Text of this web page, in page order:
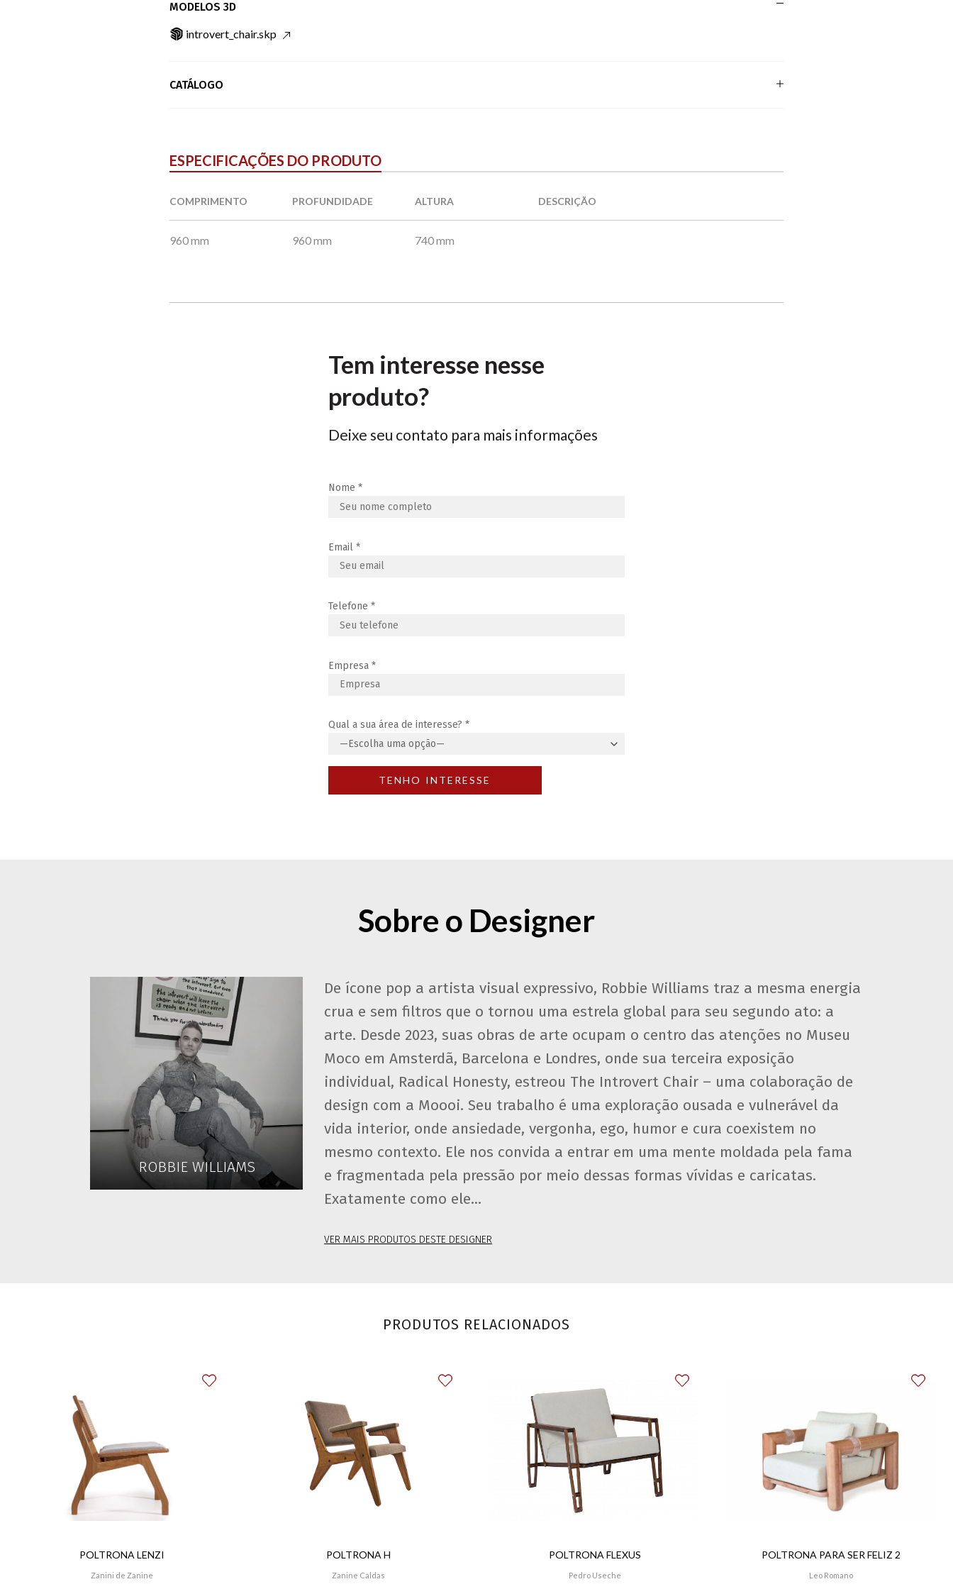
MODELOS 3D
introvert_chair.skp
CATÁLOGO
ESPECIFICAÇÕES DO PRODUTO
COMPRIMENTO PROFUNDIDADE ALTURA DESCRIÇÃO
960 mm 960 mm 740 mm
Tem interesse nesse
produto?
Deixe seu contato para mais informações
Nome *
Email *
Telefone *
Empresa *
Qual a sua área de interesse? *
Sobre o Designer
ROBBIE WILLIAMS
De ícone pop a artista visual expressivo, Robbie Williams traz a mesma energia
crua e sem filtros que o tornou uma estrela global para seu segundo ato: a
arte. Desde 2023, suas obras de arte ocupam o centro das atenções no Museu
Moco em Amsterdã, Barcelona e Londres, onde sua terceira exposição
individual, Radical Honesty, estreou The Introvert Chair – uma colaboração de
design com a Moooi. Seu trabalho é uma exploração ousada e vulnerável da
vida interior, onde ansiedade, vergonha, ego, humor e cura coexistem no
mesmo contexto. Ele nos convida a entrar em uma mente moldada pela fama
e fragmentada pela pressão por meio dessas formas vívidas e caricatas.
Exatamente como ele...
VER MAIS PRODUTOS DESTE DESIGNER
PRODUTOS RELACIONADOS
POLTRONA LENZI
Zanini de Zanine
POLTRONA H
Zanine Caldas
POLTRONA FLEXUS
Pedro Useche
POLTRONA PARA SER FELIZ 2
Leo Romano